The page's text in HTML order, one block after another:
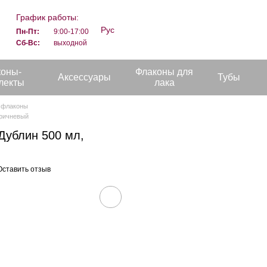
График работы:
Пн-Пт:
9:00-17:00
Сб-Вс:
выходной
Рус
Аксессуары
Флаконы для
лака
Тубы
500 мл,
отзыв